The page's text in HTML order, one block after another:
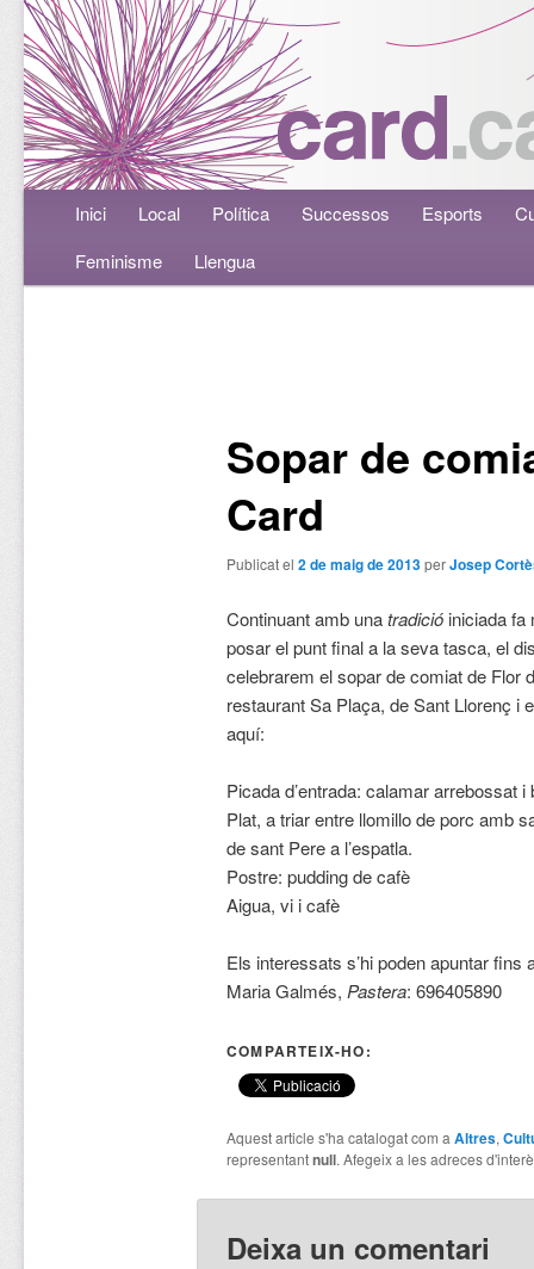
Menú principalAneu al contingut principal
Aneu al contingut secundari
Inici Local Política Successos Esports
Feminisme
Llengua
Sopar de
Card
Publicat el 2 de maig de 2013perJosep
Continuant amb unatradicióiniciada fa
posar el punt final a la seva tasca, el
celebrarem el sopar de comiat de Flor
restaurant Sa Plaça, de Sant Llorenç i
aquí:
Picada d’entrada: calamar arrebossat
Plat, a triar entre llomillo de porc amb
de sant Pere a l’espatla.
Postre: pudding de cafè
Aigua, vi i cafè
Els interessats s’hi poden apuntar fins
Maria Galmés, Pastera: 696405890
COMPARTEIX-HO:
Aquest article s'ha catalogat com a Altres,
representantnull. Afegeix a les adreces
Deixa un comentari